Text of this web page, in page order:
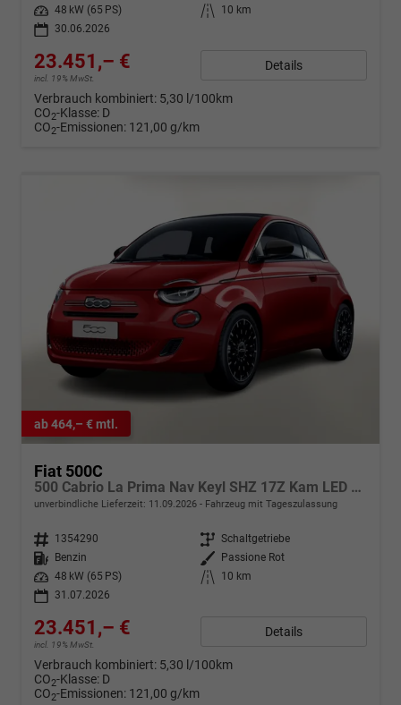
Leistung
48 kW (65 PS) Kilometerstand
10 km
30.06.2026
23.451,– €
incl. 19% MwSt.
Details
Verbrauch kombiniert: 5,30 l/100km
CO2-Klasse: D
CO2-Emissionen: 121,00 g/km
ab 464,– € mtl.
Fiat 500C
500 Cabrio La Prima Nav Keyl SHZ 17Z Kam LED Car
unverbindliche Lieferzeit: 11.09.2026 Fahrzeug mit Tageszulassung
Fahrzeugnr. 1354290 Getriebe Schaltgetriebe
Kraftstoff
Benzin Außenfarbe
Passione Rot
Leistung
48 kW (65 PS) Kilometerstand
10 km
31.07.2026
23.451,– €
incl. 19% MwSt.
Details
Verbrauch kombiniert: 5,30 l/100km
CO2-Klasse: D
CO2-Emissionen: 121,00 g/km